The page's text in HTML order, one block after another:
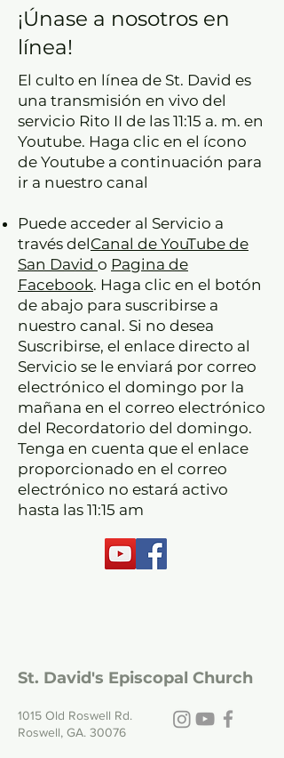
¡Únase a nosotros en
línea!
El culto en línea de St. David es
una transmisión en vivo del
servicio Rito II de las 11:15 a. m. en
Youtube. Haga clic en el ícono
de Youtube a continuación para
ir a nuestro canal​​
Puede acceder al Servicio a
través delCanal de YouTube de
San David o Pagina de
Facebook. Haga clic en el botón
de abajo para suscribirse a
nuestro canal. Si no desea
Suscribirse, el enlace directo al
Servicio se le enviará por correo
electrónico el domingo por la
mañana en el correo electrónico
del Recordatorio del domingo.
Tenga en cuenta que el enlace
proporcionado en el correo
electrónico no estará activo
hasta las 11:15 am
St. David's Episcopal Church
1015 Old Roswell Rd.
Roswell, GA. 30076